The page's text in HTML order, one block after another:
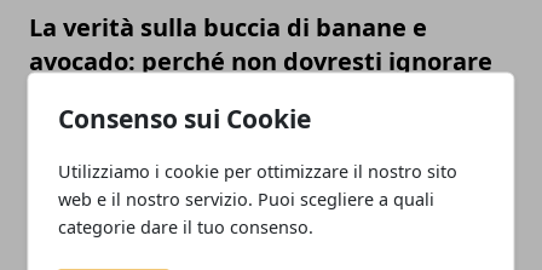
Consenso sui Cookie
Utilizziamo i cookie per ottimizzare il nostro sito
web e il nostro servizio. Puoi scegliere a quali
categorie dare il tuo consenso.
La verità sulla buccia di banane e
avocado: perché non dovresti ignorare